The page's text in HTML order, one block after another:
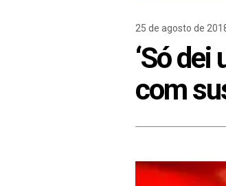
25 de agosto de
‘Só
com